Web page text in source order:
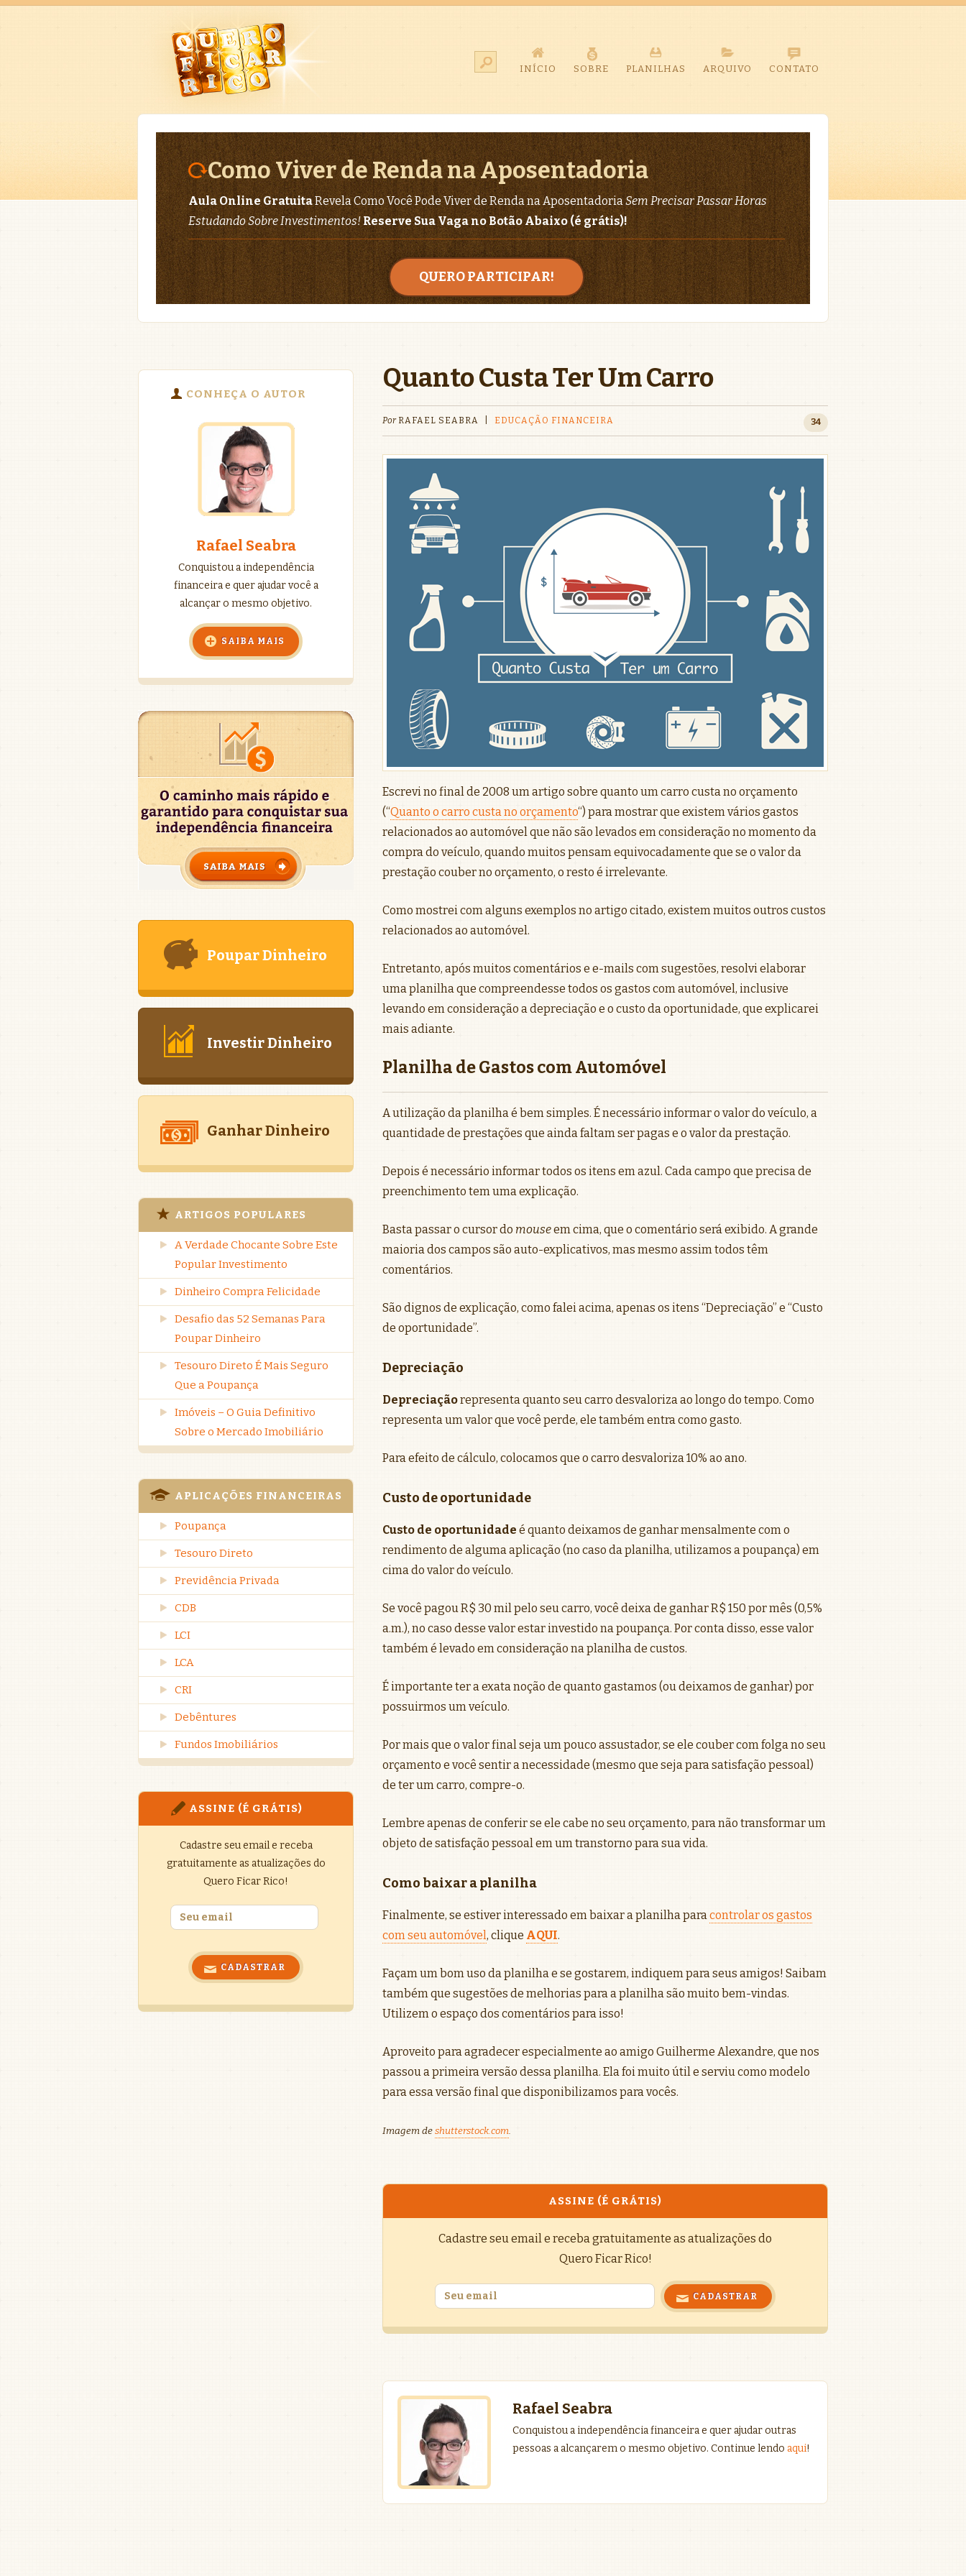
INÍCIO SOBRE PLANILHAS ARQUIVO CONTATO
Como Viver de Renda na Aposentadoria
Aula Online GratuitaRevela Como Você Pode Viver de Renda na AposentadoriaSem Precisar Passar Horas
Estudando Sobre Investimentos! Reserve Sua Vaga no Botão Abaixo (é grátis)!
QUERO PARTICIPAR!
Quanto Custa Ter Um Carro
Por RAFAEL SEABRA EDUCAÇÃO FINANCEIRA 34
Escrevi no final de 2008 um artigo sobre quanto um carro custa no orçamento
(“Quanto o carro custa no orçamento“) para mostrar que existem vários gastos
relacionados ao automóvel que não são levados em consideração no momento da
compra do veículo, quando muitos pensam equivocadamente que se o valor da
prestação couber no orçamento, o resto é irrelevante.
Como mostrei com alguns exemplos no artigo citado, existem muitos outros custos
relacionados ao automóvel.
Entretanto, após muitos comentários e e-mails com sugestões, resolvi elaborar
uma planilha que compreendesse todos os gastos com automóvel, inclusive
levando em consideração a depreciação e o custo da oportunidade, que explicarei
mais adiante.
Planilha de Gastos com Automóvel
A utilização da planilha é bem simples. É necessário informar o valor do veículo, a
quantidade de prestações que ainda faltam ser pagas e o valor da prestação.
Depois é necessário informar todos os itens em azul. Cada campo que precisa de
preenchimento tem uma explicação.
Basta passar o cursor do mouseem cima, que o comentário será exibido. A grande
maioria dos campos são auto-explicativos, mas mesmo assim todos têm
comentários.
São dignos de explicação, como falei acima, apenas os itens “Depreciação” e “Custo
de oportunidade”.
Depreciação
Depreciaçãorepresenta quanto seu carro desvaloriza ao longo do tempo. Como
representa um valor que você perde, ele também entra como gasto.
Para efeito de cálculo, colocamos que o carro desvaloriza 10% ao ano.
Custo de oportunidade
Custo de oportunidade é quanto deixamos de ganhar mensalmente com o
rendimento de alguma aplicação (no caso da planilha, utilizamos a poupança) em
cima do valor do veículo.
Se você pagou R$ 30 mil pelo seu carro, você deixa de ganhar R$ 150 por mês (0,5%
a.m.), no caso desse valor estar investido na poupança. Por conta disso, esse valor
também é levado em consideração na planilha de custos.
É importante ter a exata noção de quanto gastamos (ou deixamos de ganhar) por
possuirmos um veículo.
Por mais que o valor final seja um pouco assustador, se ele couber com folga no seu
orçamento e você sentir a necessidade (mesmo que seja para satisfação pessoal)
de ter um carro, compre-o.
Lembre apenas de conferir se ele cabe no seu orçamento, para não transformar um
objeto de satisfação pessoal em um transtorno para sua vida.
Como baixar a planilha
Finalmente, se estiver interessado em baixar a planilha paracontrolar os gastos
com seu automóvel, clique AQUI.
Façam um bom uso da planilha e se gostarem, indiquem para seus amigos! Saibam
também que sugestões de melhorias para a planilha são muito bem-vindas.
Utilizem o espaço dos comentários para isso!
Aproveito para agradecer especialmente ao amigo Guilherme Alexandre, que nos
passou a primeira versão dessa planilha. Ela foi muito útil e serviu como modelo
para essa versão final que disponibilizamos para vocês.
Imagem deshutterstock.com.
ASSINE (É GRÁTIS)
Cadastre seu email e receba gratuitamente as atualizações do
Quero Ficar Rico!
Rafael Seabra
Conquistou a independência financeira e quer ajudar outras
pessoas a alcançarem o mesmo objetivo. Continue lendo aqui!
CONHEÇA O AUTOR
Rafael Seabra
Conquistou a independência
financeira e quer ajudar você a
alcançar o mesmo objetivo.
SAIBA MAIS
Poupar Dinheiro
Investir Dinheiro
Ganhar Dinheiro
ARTIGOS POPULARES
A Verdade Chocante Sobre Este
Popular Investimento
Dinheiro Compra Felicidade
Desafio das 52 Semanas Para
Poupar Dinheiro
Tesouro Direto É Mais Seguro
Que a Poupança
Imóveis – O Guia Definitivo
Sobre o Mercado Imobiliário
APLICAÇÕES FINANCEIRAS
Poupança
Tesouro Direto
Previdência Privada
CDB
LCI
LCA
CRI
Debêntures
Fundos Imobiliários
ASSINE (É GRÁTIS)
Cadastre seu email e receba
gratuitamente as atualizações do
Quero Ficar Rico!